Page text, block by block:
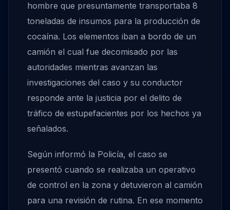
hombre que presuntamente transportaba 8
toneladas de insumos para la producción de
cocaína. Los elementos iban a bordo de un
camión el cual fue decomisado por las
autoridades mientras avanzan las
investigaciones del caso y su conductor
responde ante la justicia por el delito de
tráfico de estupefacientes por los hechos ya
señalados.
Según informó la Policía, el caso se
presentó cuando se realizaba un operativo
de control en la zona y detuvieron al camión
para una revisión de rutina. En ese momento